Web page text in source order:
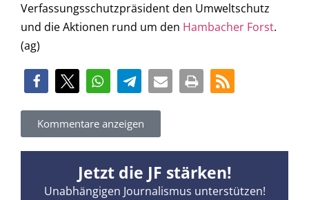
Verfassungsschutzpräsident den Umweltschutz
und die Aktionen rund um den Hambacher Forst.
(ag)
Kommentare anzeigen
Jetzt die JF stärken!
Unabhängigen Journalismus unterstützen!